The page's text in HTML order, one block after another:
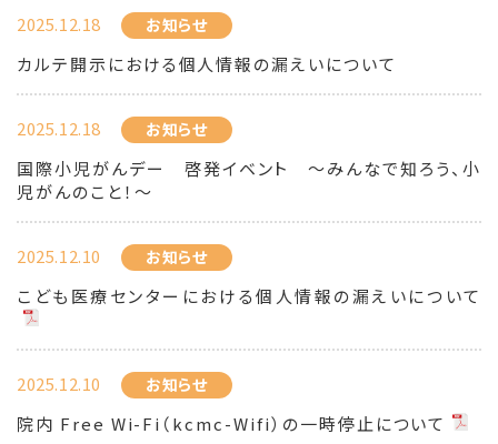
2025.12.18 お知らせ
カルテ開示における個人情報の漏えいについて
2025.12.18 お知らせ
国際小児がんデー 啓発イベント ～みんなで知ろう、小
児がんのこと！～
2025.12.10 お知らせ
こども医療センターにおける個人情報の漏えいについて
2025.12.10 お知らせ
院内 Free Wi-Fi（kcmc-Wifi）の一時停止について